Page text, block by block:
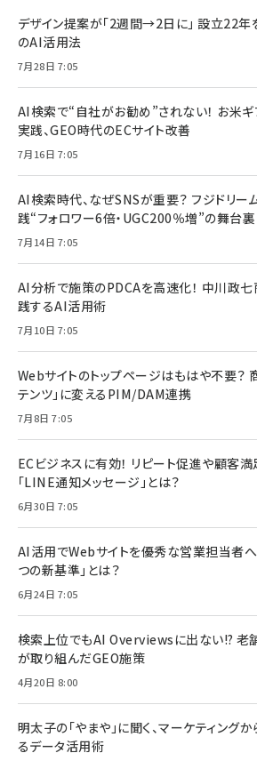
デザイン提案が「2週間→2日に」 設立22
のAI活用法
7月28日 7:05
AI検索で“自社がお勧め”されない！ お米
実践、GEO時代のECサイト改善
7月16日 7:05
AI検索時代、なぜSNSが重要？ フジドリー
践“フォロワー6倍・UGC200％増”の舞台裏
7月14日 7:05
AI分析で施策のPDCAを高速化！ 中川政
践するAI活用術
7月10日 7:05
Webサイトのトップページはもはや不要？
テンツ」に変えるPIM/DAM連携
7月8日 7:05
ECビジネスに有効！ リピート促進や顧客
「LINE通知メッセージ」とは？
6月30日 7:05
AI活用でWebサイトを優秀な営業担当者へ
つの新基準」とは？
6月24日 7:05
検索上位でもAI Overviewsに出ない!? 老
が取り組んだGEO施策
4月20日 8:00
明太子の「やまや」に聞く、マーケティング
るデータ活用術